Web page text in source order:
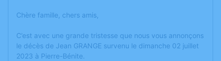
Chère famille, chers amis,
C’est avec une grande tristesse que nous vous annonçons
le décès de Jean GRANGE survenu le dimanche 02 juillet
2023 à Pierre-Bénite.